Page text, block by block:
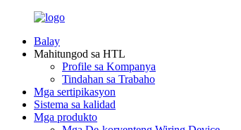
Balay
Mahitungod sa HTL
Profile sa Kompanya
Tindahan sa Trabaho
Mga sertipikasyon
Sistema sa kalidad
Mga produkto